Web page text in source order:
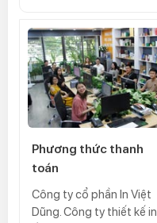
Phương thức thanh
toán
Công ty cổ phần In Việt
Dũng. Công ty thiết kế in